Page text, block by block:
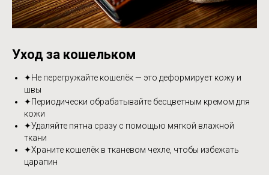
Уход за кошельком
✦Не перегружайте кошелёк — это деформирует кожу и
швы
✦Периодически обрабатывайте бесцветным кремом для
кожи
✦Удаляйте пятна сразу с помощью мягкой влажной
ткани
✦Храните кошелёк в тканевом чехле, чтобы избежать
царапин